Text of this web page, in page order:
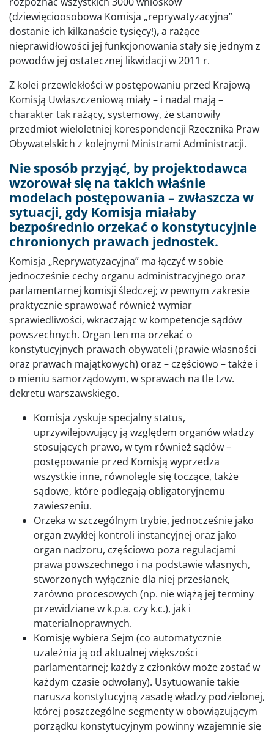
(dziewięcioosobowa Komisja „reprywatyzacyjna”
dostanie ich kilkanaście tysięcy!),a rażące
nieprawidłowości jej funkcjonowania stały się jednym z
powodów jej ostatecznej likwidacji w 2011 r.
Z kolei przewlekłości w postępowaniu przed Krajową
Komisją Uwłaszczeniową miały – i nadal mają –
charakter tak rażący, systemowy, że stanowiły
przedmiot wieloletniej korespondencji Rzecznika Praw
Obywatelskich z kolejnymi Ministrami Administracji.
Nie sposób przyjąć, by projektodawca
wzorował się na takich właśnie
modelach postępowania – zwłaszcza w
sytuacji, gdy Komisja miałaby
bezpośrednio orzekać o konstytucyjnie
chronionych prawach jednostek.
Komisja „Reprywatyzacyjna” ma łączyć w sobie
jednocześnie cechy organu administracyjnego oraz
parlamentarnej komisji śledczej; w pewnym zakresie
praktycznie sprawować również wymiar
sprawiedliwości, wkraczając w kompetencje sądów
powszechnych. Organ ten ma orzekać o
konstytucyjnych prawach obywateli (prawie własności
oraz prawach majątkowych) oraz – częściowo – także i
o mieniu samorządowym, w sprawach na tle tzw.
dekretu warszawskiego.
Komisja zyskuje specjalny status,
uprzywilejowujący ją względem organów władzy
stosujących prawo, w tym również sądów –
postępowanie przed Komisją wyprzedza
wszystkie inne, równolegle się toczące, także
sądowe, które podlegają obligatoryjnemu
zawieszeniu.
Orzeka w szczególnym trybie, jednocześnie jako
organ zwykłej kontroli instancyjnej oraz jako
organ nadzoru, częściowo poza regulacjami
prawa powszechnego i na podstawie własnych,
stworzonych wyłącznie dla niej przesłanek,
zarówno procesowych (np. nie wiążą jej terminy
przewidziane w k.p.a. czy k.c.), jak i
materialnoprawnych.
Komisję wybiera Sejm (co automatycznie
uzależnia ją od aktualnej większości
parlamentarnej; każdy z członków może zostać w
każdym czasie odwołany). Usytuowanie takie
narusza konstytucyjną zasadę władzy podzielonej,
której poszczególne segmenty w obowiązującym
porządku konstytucyjnym powinny wzajemnie się